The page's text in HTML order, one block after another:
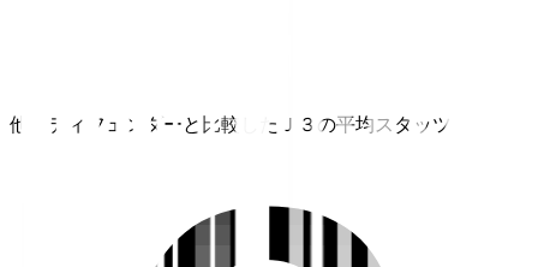
他のディフェンダーと比較したＪ３の平均スタッツ